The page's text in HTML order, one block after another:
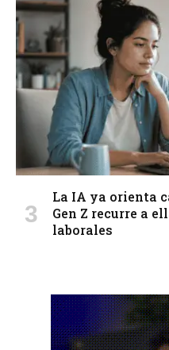
La IA ya orienta
Gen Z recurre a
laborales